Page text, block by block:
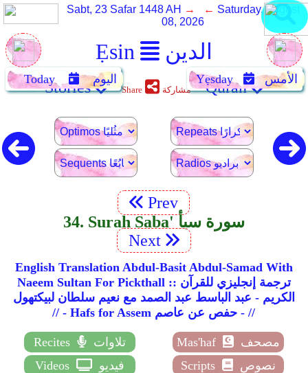
Ẹsin الدين
Sabt, 23 Safar 1448 AH → ← Saturday, August
08, 2026
Today اليوم Yẹsday الأمس Stories Share مشاركة Quran
Prev
34. Surah Saba' سورة سبأ
Next
English Translation Abdul-Basit Abdul-Samad With
Naeem Sultan For Pickthall :: ترجمة إنجليزي للقرآن
الكريم - عبد الباسط عبد الصمد مع نعيم سلطان لبيكتهول
// - Hafs for Assem حفص عن عاصم - //
Recites تلاوات Mas'haf
مصحف
Videos
فيديو Scripts نصوص